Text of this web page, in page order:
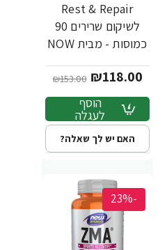
Rest & Repair
לשיקום שרירים 90
כמוסות - מבית NOW
₪118.00
₪153.00
הוסף
לעגלה
האם יש לך שאלה?
-23%